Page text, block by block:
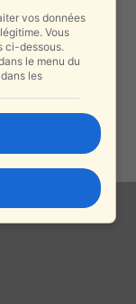
la vidéo
vos données
Vous
ci-dessous.
le menu du
les